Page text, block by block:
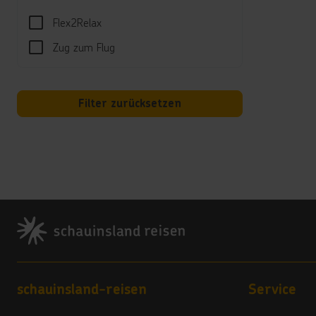
Flex2Relax
Zug zum Flug
Filter zurücksetzen
5
Footer
Footer navigation
schauinsland-reisen Service